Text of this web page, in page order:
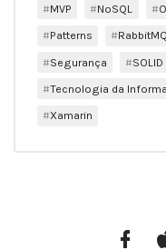
MVP
NoSQL
Patterns
RabbitMQ
Segurança
SOLID
Tecnologia da
Xamarin